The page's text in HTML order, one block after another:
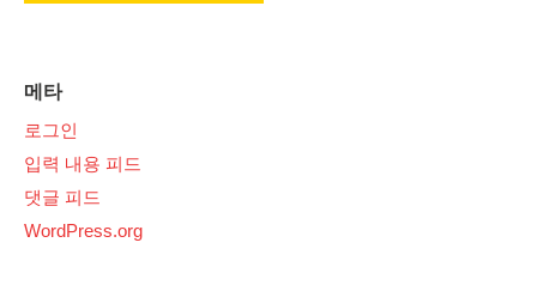
메타
로그인
입력 내용 피드
댓글 피드
WordPress.org